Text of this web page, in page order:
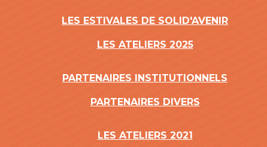
LES ESTIVALES DE SOLID'AVENIR
LES ATELIERS 2025
PARTENAIRES INSTITUTIONNELS
PARTENAIRES DIVERS
LES ATELIERS 2021